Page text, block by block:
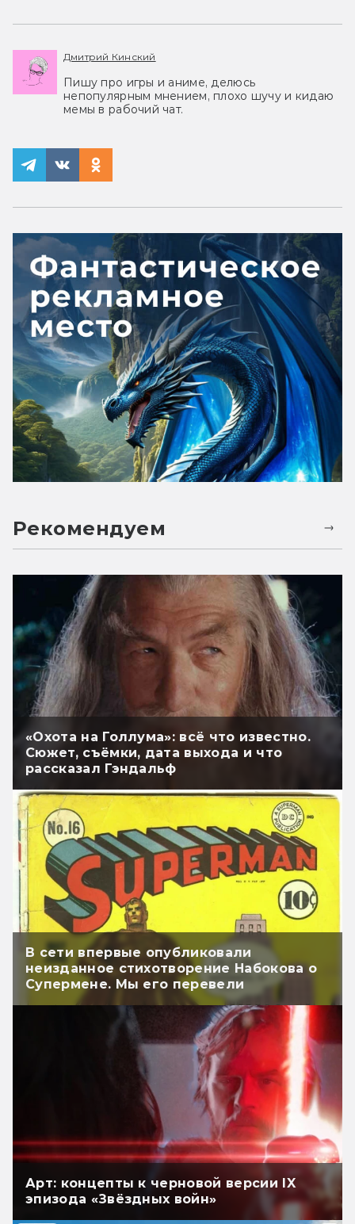
Дмитрий Кинский
Пишу про игры и аниме, делюсь
непопулярным мнением, плохо шучу и кидаю
мемы в рабочий чат.
Рекомендуем
«Охота на Голлума»: всё что известно.
Сюжет, съёмки, дата выхода и что
рассказал Гэндальф
В сети впервые опубликовали
неизданное стихотворение Набокова о
Супермене. Мы его перевели
Арт: концепты к черновой версии IX
эпизода «Звёздных войн»